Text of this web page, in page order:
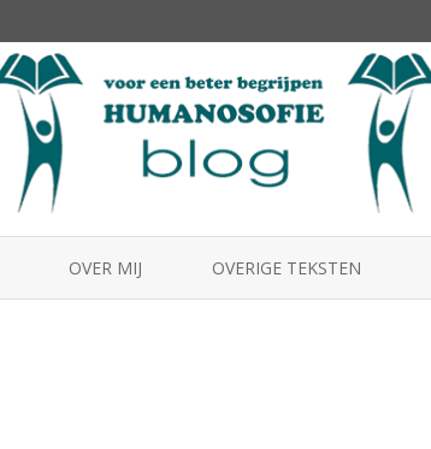
to
OVER MIJ OVERIGE TEKSTEN